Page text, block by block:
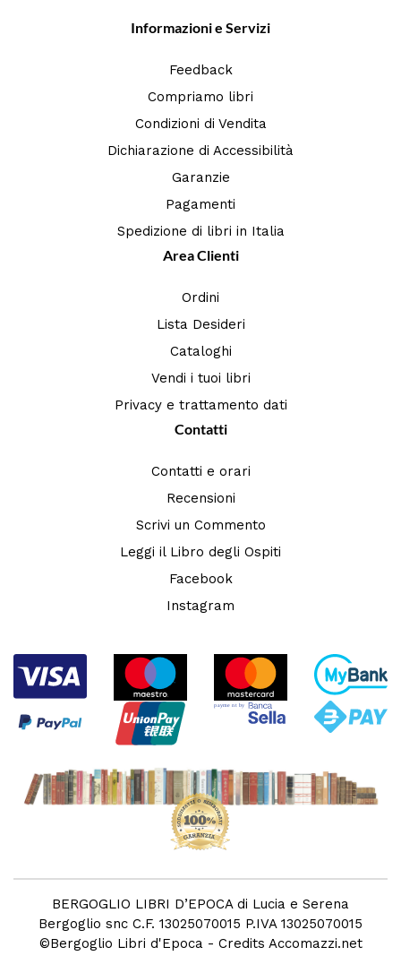
Informazioni e Servizi
Feedback
Compriamo libri
Condizioni di Vendita
Dichiarazione di Accessibilità
Garanzie
Pagamenti
Spedizione di libri in Italia
Area Clienti
Ordini
Lista Desideri
Cataloghi
Vendi i tuoi libri
Privacy e trattamento dati
Contatti
Contatti e orari
Recensioni
Scrivi un Commento
Leggi il Libro degli Ospiti
Facebook
Instagram
BERGOGLIO LIBRI D’EPOCA di Lucia e Serena
Bergoglio snc C.F. 13025070015 P.IVA 13025070015
©Bergoglio Libri d'Epoca - Credits Accomazzi.net